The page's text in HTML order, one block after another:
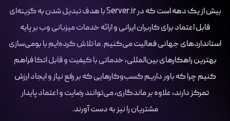
بیش از یک دهه است که در Server.ir با هدف تبدیل شدن به گزینه‌ای
قابل اعتماد برای کاربران ایرانی و ارائه خدمات میزبانی وب بر پایه
استانداردهای جهانی فعالیت می‌کنیم. ما تلاش کرده‌ایم با بومی‌سازی
بهترین راهکارهای بین‌المللی، خدماتی با کیفیت و قابل اتکا فراهم
کنیم چرا که باور داریم کسب‌وکارهایی که بر رفع نیاز و ایجاد ارزش
تمرکز دارند، علاوه بر ماندگاری، می‌توانند رضایت و اعتماد پایدار
مشتریان را نیز به دست آورند.